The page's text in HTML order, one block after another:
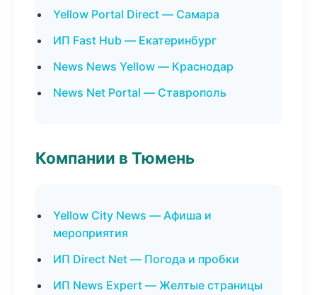
Yellow Portal Direct — Самара
ИП Fast Hub — Екатеринбург
News News Yellow — Краснодар
News Net Portal — Ставрополь
Компании в Тюмень
Yellow City News — Афиша и
мероприятия
ИП Direct Net — Погода и пробки
ИП News Expert — Желтые страницы